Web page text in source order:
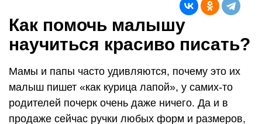
Как помочь малышу
научиться красиво писать?
Мамы и папы часто удивляются, почему это их
малыш пишет «как курица лапой», у самих-то
родителей почерк очень даже ничего. Да и в
продаже сейчас ручки любых форм и размеров,